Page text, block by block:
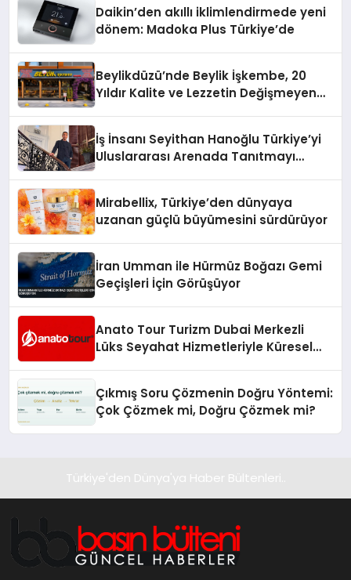
Daikin’den akıllı iklimlendirmede yeni
dönem: Madoka Plus Türkiye’de
Beylikdüzü’nde Beylik İşkembe, 20
Yıldır Kalite ve Lezzetin Değişmeyen
İş İnsanı Seyithan Hanoğlu Türkiye’yi
Uluslararası Arenada Tanıtmayı
Mirabellix, Türkiye’den dünyaya
uzanan güçlü büyümesini sürdürüyor
İran Umman ile Hürmüz Boğazı Gemi
Geçişleri İçin Görüşüyor
Anato Tour Turizm Dubai Merkezli
Lüks Seyahat Hizmetleriyle Küresel
Çıkmış Soru Çözmenin Doğru Yöntemi:
Çok Çözmek mi, Doğru Çözmek mi?
Türkiye'den Dünya'ya Haber Bültenleri..